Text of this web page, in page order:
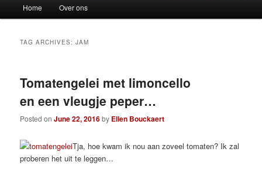
Home Over ons
TAG ARCHIVES:JAM
Tomatengelei met limoncello
en een vleugje peper…
Posted onJune 22, 2016by Ellen Bouckaert
Tja, hoe kwam ik nou aan zoveel tomaten? Ik zal
proberen het uit te leggen…